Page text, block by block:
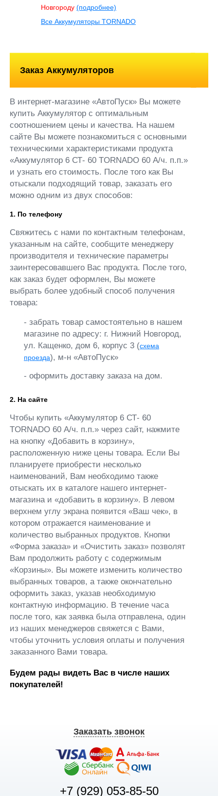
Новгороду (подробнее)
Все Аккумуляторы TORNADO
Заказ Аккумуляторов
В интернет-магазине «АвтоПуск» Вы можете
купить Аккумулятор с оптимальным
соотношением цены и качества. На нашем
сайте Вы можете познакомиться с основными
техническими характеристиками продукта
«Аккумулятор 6 СТ- 60 TORNADO 60 А/ч. п.п.»
и узнать его стоимость. После того как Вы
отыскали подходящий товар, заказать его
можно одним из двух способов:
1. По телефону
Свяжитесь с нами по контактным телефонам,
указанным на сайте, сообщите менеджеру
производителя и технические параметры
заинтересовавшего Вас продукта. После того,
как заказ будет оформлен, Вы можете
выбрать более удобный способ получения
товара:
- забрать товар самостоятельно в нашем
магазине по адресу: г. Нижний Новгород,
ул. Кащенко, дом 6, корпус 3 (схема
проезда), м-н «АвтоПуск»
- оформить доставку заказа на дом.
2. На сайте
Чтобы купить «Аккумулятор 6 СТ- 60
TORNADO 60 А/ч. п.п.» через сайт, нажмите
на кнопку «Добавить в корзину»,
расположенную ниже цены товара. Если Вы
планируете приобрести несколько
наименований, Вам необходимо также
отыскать их в каталоге нашего интернет-
магазина и «добавить в корзину». В левом
верхнем углу экрана появится «Ваш чек», в
котором отражается наименование и
количество выбранных продуктов. Кнопки
«Форма заказа» и «Очистить заказ» позволят
Вам продолжить работу с содержимым
«Корзины». Вы можете изменить количество
выбранных товаров, а также окончательно
оформить заказ, указав необходимую
контактную информацию. В течение часа
после того, как заявка была отправлена, один
из наших менеджеров свяжется с Вами,
чтобы уточнить условия оплаты и получения
заказанного Вами товара.
Будем рады видеть Вас в числе наших
покупателей!
Заказать звонок
+7 (929) 053-85-50